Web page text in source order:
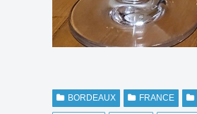
BORDEAUX FRANCE